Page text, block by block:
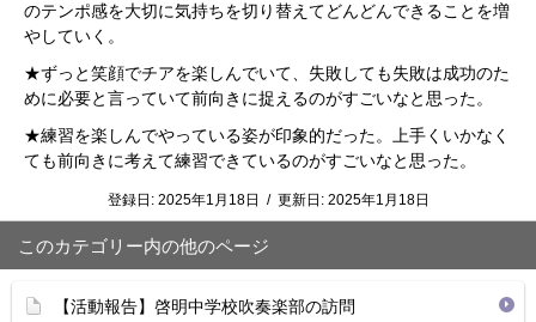
のテンポ感を大切に気持ちを切り替えてどんどんできることを増
やしていく。
★ずっと笑顔でチアを楽しんでいて、失敗しても失敗は成功のた
めに必要と言っていて前向きに捉えるのがすごいなと思った。
★練習を楽しんでやっている姿が印象的だった。上手くいかなく
ても前向きに考えて練習できているのがすごいなと思った。
登録日: 2025年1月18日 / 更新日: 2025年1月18日
このカテゴリー内の他のページ
【活動報告】啓明中学校吹奏楽部の訪問